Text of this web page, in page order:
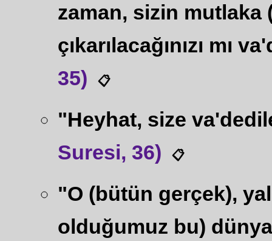
zaman, sizin
çıkarılacağınızı mı
35)
📋
"Heyhat, size
Suresi, 36)
📋
"O (bütün gerçek),
olduğumuz bu)